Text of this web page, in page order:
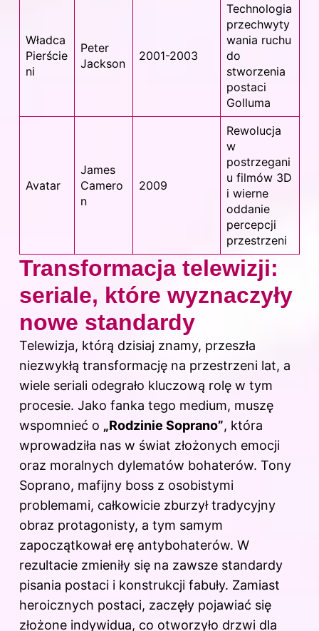
Władca
Pierście
ni
Peter
Jackson
2001-2003
Technologia
przechwyty
wania ruchu
do
stworzenia
postaci
Golluma
Avatar
James
Camero
n
2009
Rewolucja
w
postrzegani
u filmów 3D
i wierne
oddanie
percepcji
przestrzeni
Transformacja telewizji:
seriale, które wyznaczyły
nowe standardy
Telewizja, którą dzisiaj znamy, przeszła
niezwykłą transformację na przestrzeni lat, a
wiele seriali odegrało kluczową rolę w tym
procesie. Jako fanka tego medium, muszę
wspomnieć o „Rodzinie Soprano”, która
wprowadziła nas w świat złożonych emocji
oraz moralnych dylematów bohaterów. Tony
Soprano, mafijny boss z osobistymi
problemami, całkowicie zburzył tradycyjny
obraz protagonisty, a tym samym
zapoczątkował erę antybohaterów. W
rezultacie zmieniły się na zawsze standardy
pisania postaci i konstrukcji fabuły. Zamiast
heroicznych postaci, zaczęły pojawiać się
złożone indywidua, co otworzyło drzwi dla